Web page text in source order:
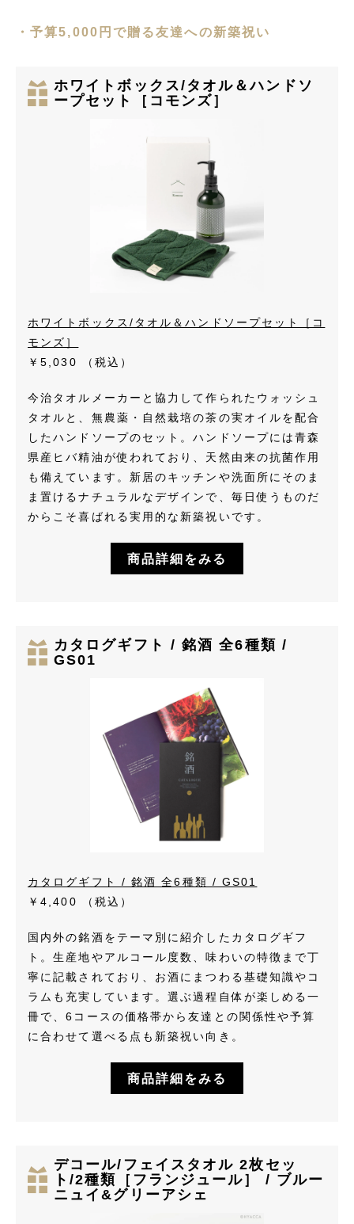
・予算5,000円で贈る友達への新築祝い
ホワイトボックス/タオル＆ハンドソ
ープセット［コモンズ］
ホワイトボックス/タオル＆ハンドソープセット［コ
モンズ］
￥5,030
（税込）
今治タオルメーカーと協力して作られたウォッシュ
タオルと、無農薬・自然栽培の茶の実オイルを配合
したハンドソープのセット。ハンドソープには青森
県産ヒバ精油が使われており、天然由来の抗菌作用
も備えています。新居のキッチンや洗面所にそのま
ま置けるナチュラルなデザインで、毎日使うものだ
からこそ喜ばれる実用的な新築祝いです。
商品詳細をみる
カタログギフト / 銘酒 全6種類 /
GS01
カタログギフト / 銘酒 全6種類 / GS01
￥4,400
（税込）
国内外の銘酒をテーマ別に紹介したカタログギフ
ト。生産地やアルコール度数、味わいの特徴まで丁
寧に記載されており、お酒にまつわる基礎知識やコ
ラムも充実しています。選ぶ過程自体が楽しめる一
冊で、6コースの価格帯から友達との関係性や予算
に合わせて選べる点も新築祝い向き。
商品詳細をみる
デコール/フェイスタオル 2枚セッ
ト/2種類［フランジュール］ / ブルー
ニュイ&グリーアシェ